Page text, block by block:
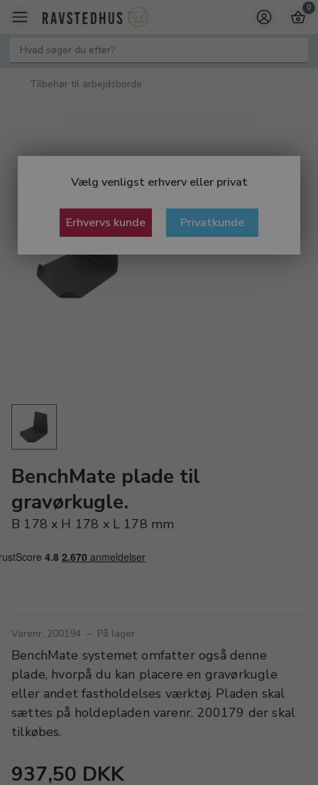
Vælg venligst erhverv eller privat
Erhvervs kunde Privatkunde
0
Tilbehør til arbejdsborde
BenchMate plade til
gravørkugle.
B 178 x H 178 x L 178 mm
Varenr. 200194 – På lager
BenchMate systemet omfatter også denne
plade, hvorpå du kan placere en gravørkugle
eller andet fastholdelses værktøj. Pladen skal
sættes på holdepladen varenr. 200179 der skal
tilkøbes.
937,50 DKK